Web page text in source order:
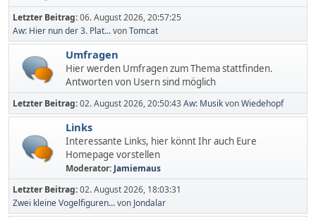
Letzter Beitrag:06. August 2026, 20:57:25
Aw: Hier nun der 3. Plat...vonTomcat
Umfragen
Hier werden Umfragen zum Thema stattfinden.
Antworten von Usern sind möglich
Letzter Beitrag:02. August 2026, 20:50:43Aw: MusikvonWiedehopf
Links
Interessante Links, hier könnt Ihr auch Eure
Homepage vorstellen
Moderator: Jamiemaus
Letzter Beitrag:02. August 2026, 18:03:31
Zwei kleine Vogelfiguren...von Jondalar